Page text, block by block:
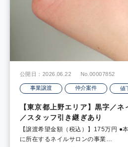
公開日：2026.06.22 No.00007852
事業譲渡 仲介案件 値
【東京都上野エリア】黒字／
／スタッフ引き継ぎあり
【譲渡希望金額（税込）】175万円 ●
に所在するネイルサロンの事業…